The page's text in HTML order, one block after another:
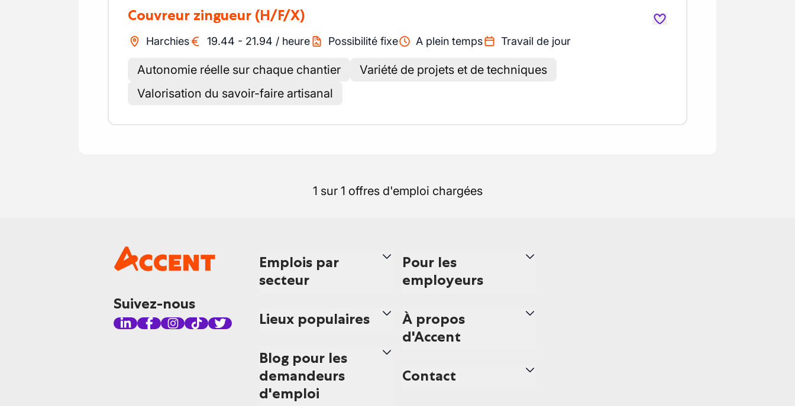
Couvreur zingueur (H/F/X)
Harchies 19.44 - 21.94 / heure Possibilité fixe A plein temps Travail de jour
Autonomie réelle sur chaque chantier
Variété de projets et de techniques
Valorisation du savoir-faire artisanal
1 sur 1 offres d'emploi chargées
Suivez-nous
Emplois par
secteur
Lieux populaires
Blog pour les
demandeurs
d'emploi
Pour les
employeurs
À propos
d'Accent
Contact